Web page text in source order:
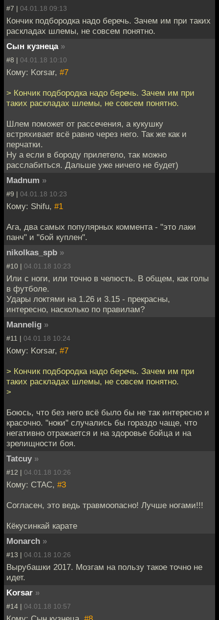
#7 | 04.01.18 09:13
Кончик подбородка надо беречь. Зачем им при таких
раскладах шлемы, не совсем понятно.
Сын кузнеца »
#8 | 04.01.18 10:10
Кому: Korsar, #7
> Кончик подбородка надо беречь. Зачем им при
таких раскладах шлемы, не совсем понятно.
Шлем поможет от рассечения, а кукушку
встряхивает всё равно через него. Так же как и
перчатки.
Ну а если в бороду прилетело, так можно
расслабиться. Дальше уже ничего не будет)
Madnum »
#9 | 04.01.18 10:23
Кому: Shifu, #1
Ага, два самых популярных коммента - "это лаки
панч" и "бой куплен".
nikolkas_spb »
#10 | 04.01.18 10:23
Или с ноги, или точно в челюсть. В общем, как голы
в футболе.
Удары локтями на 1.26 и 3.15 - прекрасны,
интересно, насколько по правилам?
Mannelig »
#11 | 04.01.18 10:24
Кому: Korsar, #7
> Кончик подбородка надо беречь. Зачем им при
таких раскладах шлемы, не совсем понятно.
>
Боюсь, что без него всё было бы не так интересно и
красочно. "ноки" случались бы гораздо чаще, что
негативно отражается и на здоровье бойца и на
зрелищности боя.
Tatcuy »
#12 | 04.01.18 10:26
Кому: CTAC, #3
Согласен, это ведь травмоопасно! Лучше ногами!!!
Кёкусинкай карате
Monarch »
#13 | 04.01.18 10:26
Вырубашки 2017. Мозгам на пользу такое точно не
идет.
Korsar »
#14 | 04.01.18 10:57